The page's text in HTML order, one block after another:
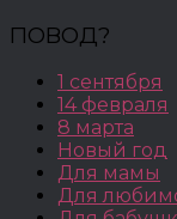
ПОВОД?
1 сентября
14 февраля
8 марта
Новый год
Для мамы
Для